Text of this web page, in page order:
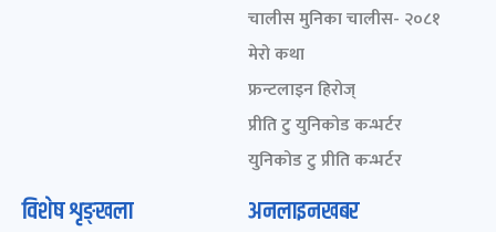
चालीस मुनिका चालीस- २०८१
मेरो कथा
फ्रन्टलाइन हिरोज्
प्रीति टु युनिकोड कन्भर्टर
युनिकोड टु प्रीति कन्भर्टर
विशेष शृङ्खला अनलाइनखबर